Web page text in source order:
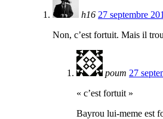
h16 27 septembre
Non, c’est fortuit. Mais il
poum 27
« c’est fortuit »
Bayrou lui-meme est